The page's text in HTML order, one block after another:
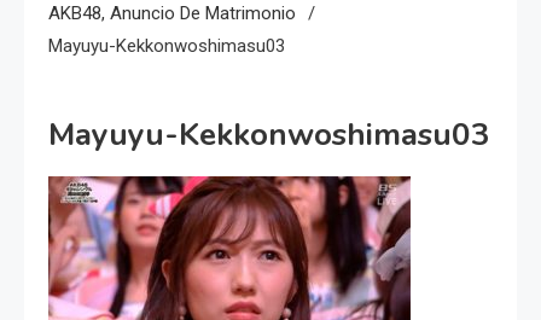
AKB48, Anuncio De Matrimonio
Mayuyu-Kekkonwoshimasu03
Mayuyu-Kekkonwoshimasu03